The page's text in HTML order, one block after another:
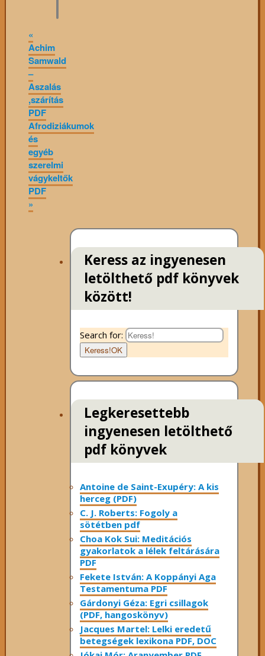
«
Achim
Samwald
–
Aszalás
,szárítás
PDF
Afrodiziákumok
és
egyéb
szerelmi
vágykeltők
PDF
»
Keress az ingyenesen
letölthető pdf könyvek
között!
Search for:
Keress!OK
Legkeresettebb
ingyenesen letölthető
pdf könyvek
Antoine de Saint-Exupéry: A kis
herceg (PDF)
C. J. Roberts: Fogoly a
sötétben pdf
Choa Kok Sui: Meditációs
gyakorlatok a lélek feltárására
PDF
Fekete István: A Koppányi Aga
Testamentuma PDF
Gárdonyi Géza: Egri csillagok
(PDF, hangoskönyv)
Jacques Martel: Lelki eredetű
betegségek lexikona PDF, DOC